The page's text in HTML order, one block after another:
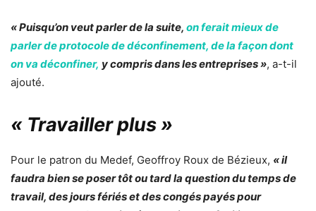
« Puisqu’on veut parler de la suite, on ferait mieux de
parler de protocole de déconfinement, de la façon dont
on va déconfiner, y compris dans les entreprises », a-t-il
ajouté.
« Travailler plus »
Pour le patron du Medef, Geoffroy Roux de Bézieux, « il
faudra bien se poser tôt ou tard la question du temps de
travail, des jours fériés et des congés payés pour